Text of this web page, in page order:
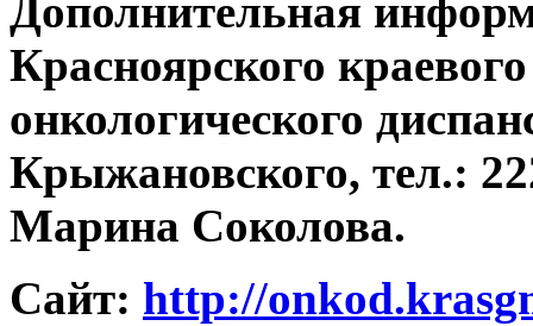
Дополнительная
Красноярского
онкологического
Крыжановского, тел.:
Марина Соколова.
Сайт: http://